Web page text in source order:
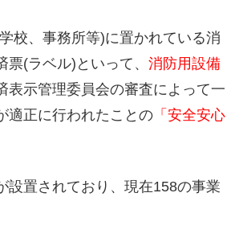
校、事務所等)に置かれている消
(ラベル)といって、 消防用設備
表示管理委員会の審査によって一
適正に行われたことの 「安全安心
設置されており、現在158の事業